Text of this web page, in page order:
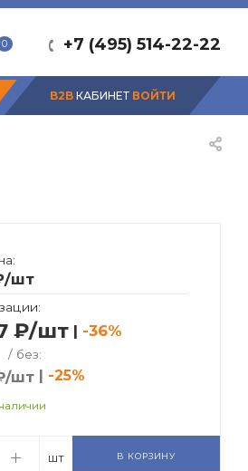
+7 (495) 514-22-22
0
B2B КАБИНЕТ ВОЙТИ
/шт
₽/шт | -36%
/ без:
шт | -25%
шт В КОРЗИНУ